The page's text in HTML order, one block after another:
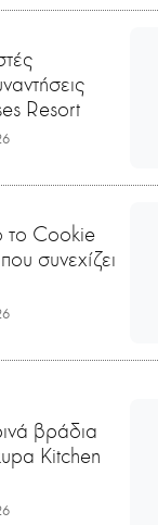
Resort
το Cookie
συνεχίζει
βράδια
Kitchen